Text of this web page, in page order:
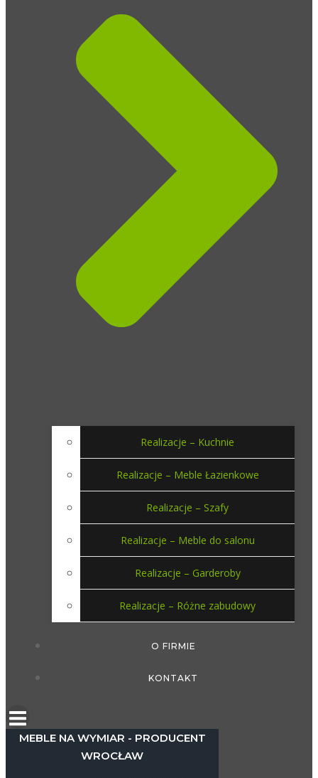
Realizacje – Kuchnie
Realizacje – Meble Łazienkowe
Realizacje – Szafy
Realizacje – Meble do salonu
Realizacje – Garderoby
Realizacje – Różne zabudowy
O FIRMIE
KONTAKT
MEBLE NA WYMIAR - PRODUCENT
WROCŁAW